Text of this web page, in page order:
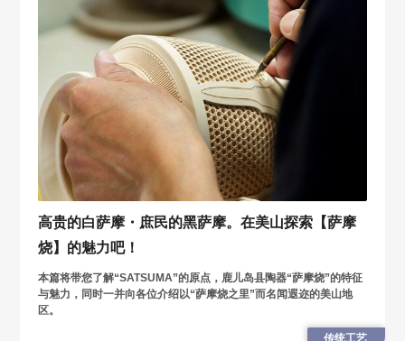
高贵的白萨摩・庶民的黑萨摩。在美山探索【萨摩
烧】的魅力吧！
本篇将带您了解“SATSUMA”的原点，鹿儿岛县陶器“萨摩烧”的特征
与魅力，同时一并向各位介绍以“萨摩烧之里”而名闻遐迩的美山地
区。